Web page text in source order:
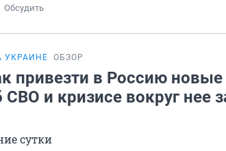
Обсудить
УКРАИНЕ ОБЗОР
привезти в Россию новые
СВО и кризисе вокруг нее
сутки